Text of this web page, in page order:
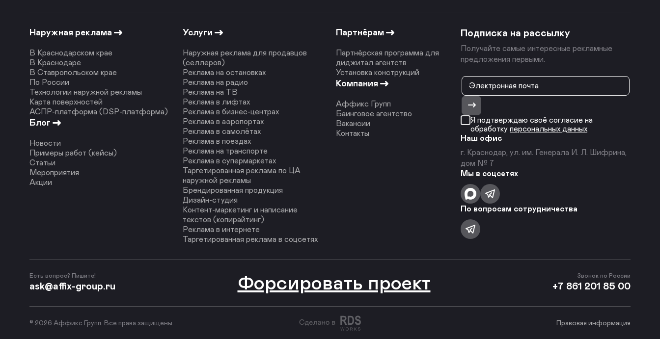
Наружная реклама
В Краснодарском крае
В Краснодаре
В Ставропольском крае
По России
Технологии наружной рекламы
Карта поверхностей
АСПР-платформа (DSP-платформа)
Блог
Новости
Примеры работ (кейсы)
Статьи
Мероприятия
Акции
Услуги
Наружная реклама для продавцов
(селлеров)
Реклама на остановках
Реклама на радио
Реклама на ТВ
Реклама в лифтах
Реклама в бизнес-центрах
Реклама в аэропортах
Реклама в самолётах
Реклама в поездах
Реклама на транспорте
Реклама в супермаркетах
Таргетированная реклама по ЦА
наружной рекламы
Брендированная продукция
Дизайн-студия
Контент-маркетинг и написание
текстов (копирайтинг)
Реклама в интернете
Таргетированная реклама в соцсетях
Партнёрам
Партнёрская программа для
диджитал агентств
Установка конструкций
Компания
Аффикс Групп
Баинговое агентство
Вакансии
Контакты
Подписка на рассылку
Получайте самые интересные рекламные
предложения первыми.
Я подтверждаю своё согласие на
обработку персональных данных
Наш офис
г. Краснодар, ул. им. Генерала И. Л. Шифрина,
дом № 7
Мы в соцсетях
По вопросам сотрудничества
Есть вопрос? Пишите!
ask@affix-group.ru Форсировать проект Звонок по России
+7 861 201 85 00
© 2026 Аффикс Групп. Все права защищены. Правовая информация